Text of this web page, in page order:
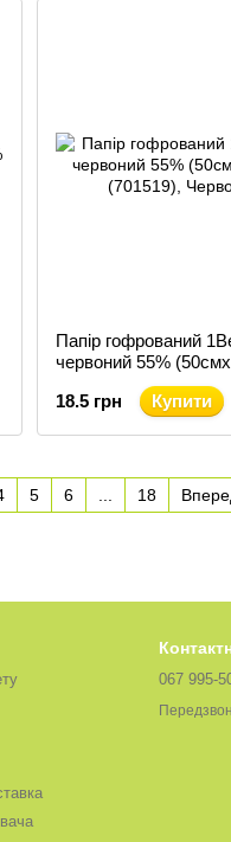
Папір гофрований
червоний 55%
18.5 грн
Купити
5 6 18
067 995-